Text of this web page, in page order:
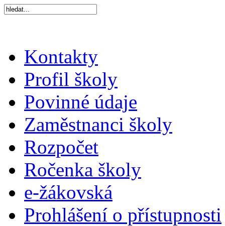
Kontakty
Profil školy
Povinné údaje
Zaměstnanci školy
Rozpočet
Ročenka školy
e-žákovská
Prohlášení o přístupnosti